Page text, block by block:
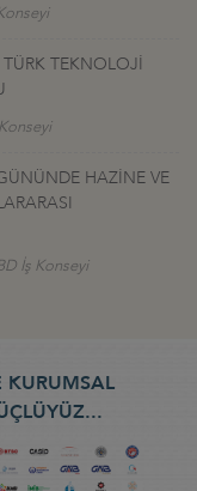
TEKNOLOJİ
HAZİNE VE
İş Konseyi
KURUMSAL